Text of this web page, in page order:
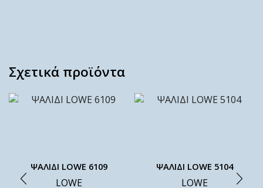
Σχετικά προϊόντα
ΨΑΛΙΔΙ LOWE 6109
LOWE
ΨΑΛΙΔΙ LOWE 5104
LOWE